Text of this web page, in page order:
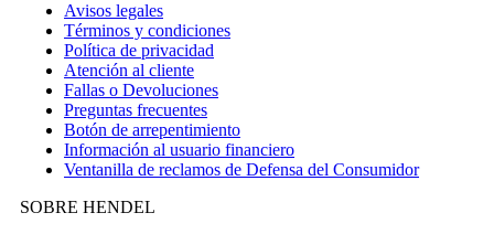
Avisos legales
Términos y condiciones
Política de privacidad
Atención al cliente
Fallas o Devoluciones
Preguntas frecuentes
Botón de arrepentimiento
Información al usuario financiero
Ventanilla de reclamos de Defensa del Consumidor
SOBRE HENDEL